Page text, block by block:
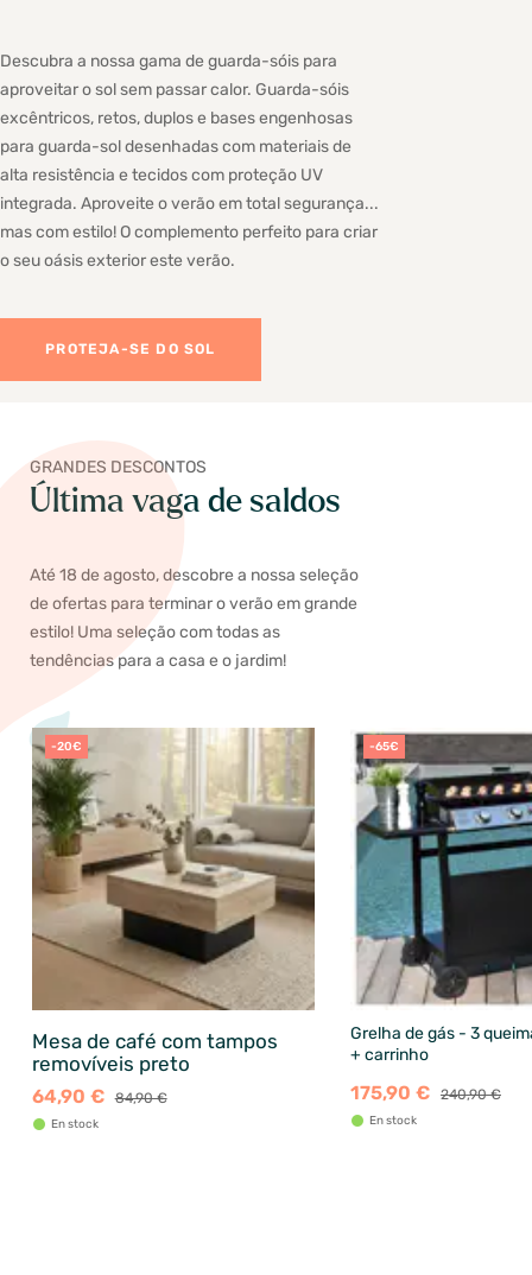
Descubra a nossa gama de guarda-sóis para
aproveitar o sol sem passar calor. Guarda-sóis
excêntricos, retos, duplos e bases engenhosas
para guarda-sol desenhadas com materiais de
alta resistência e tecidos com proteção UV
integrada. Aproveite o verão em total segurança...
mas com estilo! O complemento perfeito para criar
o seu oásis exterior este verão.
PROTEJA-SE DO SOL
GRANDES DESCONTOS
Última vaga de saldos
Até 18 de agosto, descobre a nossa seleção
de ofertas para terminar o verão em grande
estilo! Uma seleção com todas as
tendências para a casa e o jardim!
-20€
Mesa de café com tampos
removíveis preto
64,90 € 84,90 €
En stock
-65€
Grelha de gás - 3
+ carrinho
175,90 € 240,90 €
En stock